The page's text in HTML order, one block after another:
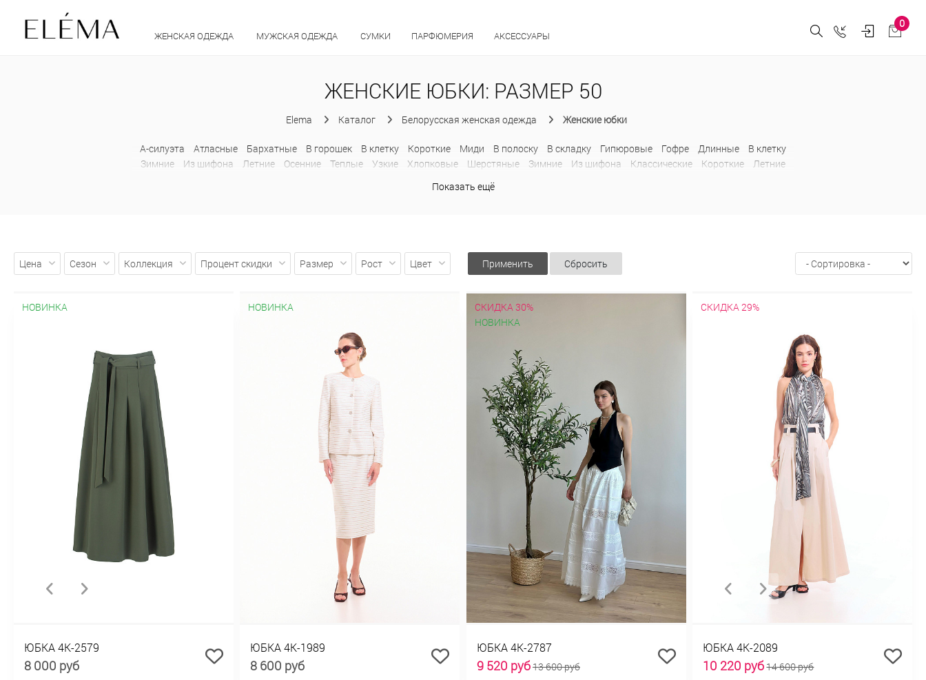
ЖЕНСКАЯ ОДЕЖДА МУЖСКАЯ ОДЕЖДА СУМКИ ПАРФЮМЕРИЯ АКСЕССУАРЫ
0
ЖЕНСКИЕ ЮБКИ: РАЗМЕР 50
Elema Каталог Белорусская женская одежда Женские юбки
А-силуэта Атласные Бархатные В горошек В клетку Короткие Миди В полоску В складку Гипюровые Гофре Длинные
В клетку
Зимние
Из шифона Летние Осенние Теплые Узкие Хлопковые Шерстяные Зимние Из шифона Классические Короткие
Летние
С принтом С разрезом
Показать ещё
Цена Сезон Коллекция Процент скидки Размер Рост Цвет Применить Сбросить
НОВИНКА
ЮБКА 4К-2579
8 000 руб
НОВИНКА
ЮБКА 4К-1989
8 600 руб
СКИДКА 30%
НОВИНКА
ЮБКА 4К-2787
9 520 руб13 600 руб
СКИДКА 29%
ЮБКА 4К-2089
10 220 руб14 600 руб